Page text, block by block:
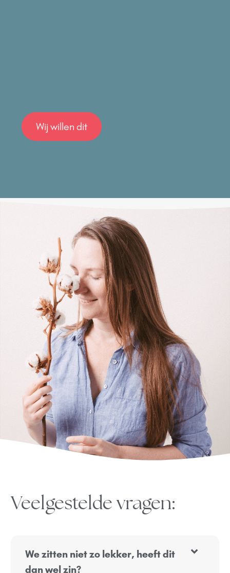
Wij willen dit
Veelgestelde vragen:
We zitten niet zo lekker, heeft dit
dan wel zin?